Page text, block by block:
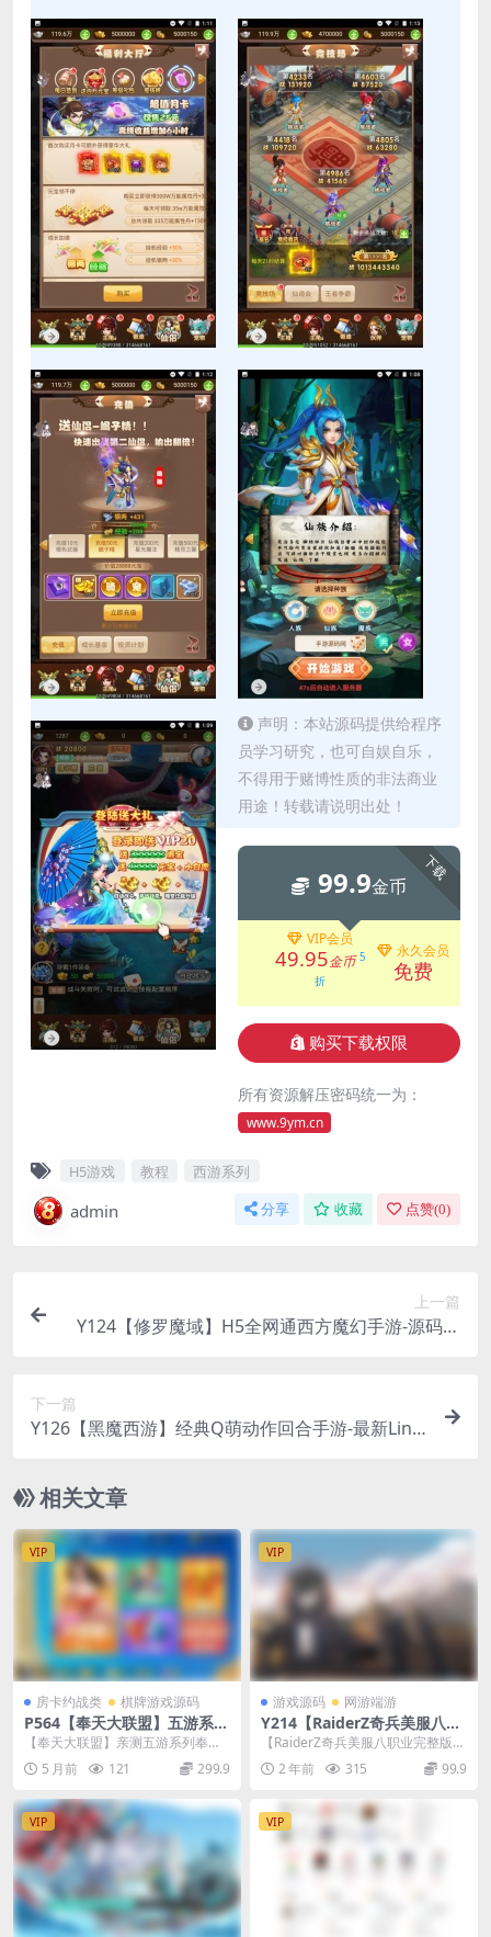
声明：本站源码提供给程序
员学习研究，也可自娱自乐，
不得用于赌博性质的非法商业
用途！转载请说明出处！
下载
99.9金币
VIP会员
49.95金币 5
折
永久会员
免费
购买下载权限
所有资源解压密码统一为：
www.9ym.cn
H5游戏 教程 西游系列
admin 分享 收藏 点赞(0)
上一篇
Y124【修罗魔域】H5全网通西方魔幻手游-源码视
下一篇
Y126【黑魔西游】经典Q萌动作回合手游-最新Linu
相关文章
VIP
房卡约战类 棋牌游戏源码
P564【奉天大联盟】五游系列
奉天大联盟金币房卡双模式牛
王带陪玩机器人带控+视频教
程
【奉天大联盟】亲测五游系列奉天
大联盟金币房卡双模式牛王带陪玩
机器人带控 包内文件...
5 月前 121 299.9
VIP
游戏源码 网游端游
Y214【RaiderZ奇兵美服八职
业完整版】韩版怀旧动作冒险
RPG – Win服务端源码视频架
设教程（元宝修改、外网搭
【RaiderZ奇兵美服八职业完整版】
站长推荐韩版怀旧动作冒险角色扮
演剧情任务端...
2 年前 315 99.9
VIP VIP